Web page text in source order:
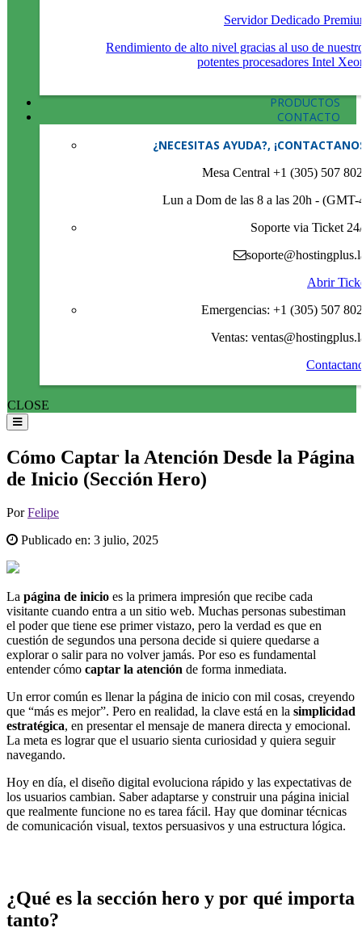
Servidor Dedicado
Rendimiento de alto nivel gracias al uso de
potentes procesadores Intel
PRODUCTOS
CONTACTO
¿NECESITAS AYUDA?,
Mesa Central +1 (305) 507
Lun a Dom de las 8 a las 20h - (GMT-
Soporte via Ticket
Abrir
Emergencias: +1 (305) 507
Ventas:
CLOSE
Cómo Captar la Atención Desde la Página
de Inicio (Sección Hero)
PorFelipe
Publicado en: 3 julio, 2025
La página de inicio es la primera impresión que recibe cada
visitante cuando entra a un sitio web. Muchas personas subestiman
el poder que tiene ese primer vistazo, pero la verdad es que en
cuestión de segundos una persona decide si quiere quedarse a
explorar o salir para no volver jamás. Por eso es fundamental
entender cómo captar la atención de forma inmediata.
Un error común es llenar la página de inicio con mil cosas, creyendo
que “más es mejor”. Pero en realidad, la clave está en la simplicidad
estratégica, en presentar el mensaje de manera directa y emocional.
La meta es lograr que el usuario sienta curiosidad y quiera seguir
navegando.
Hoy en día, el diseño digital evoluciona rápido y las expectativas de
los usuarios cambian. Saber adaptarse y construir una página inicial
que realmente funcione no es tarea fácil. Hay que dominar técnicas
de comunicación visual, textos persuasivos y una estructura lógica.
¿Qué es la sección hero y por qué importa
tanto?